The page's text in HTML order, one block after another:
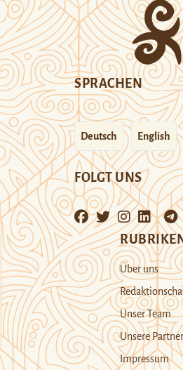
SPRACHEN
Deutsch English
FOLGT UNS
Über uns
Unser Team
Unsere Partner
Impressum